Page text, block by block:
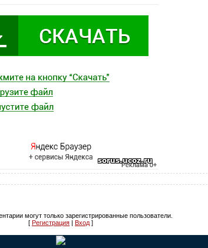
могут только зарегистрированные пользователи.
[ Регистрация | Вход ]